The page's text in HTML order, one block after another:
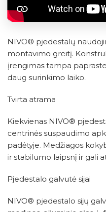
NIVO® pjedestalų
montavimo greitį.
įrengimas tampa
daug surinkimo laiko.
Tvirta atrama
Kiekvienas NIVO®
centrinės suspaudimo
padėtyje. Medžiagos
ir stabilumo laipsnį ir gali
Pjedestalo galvutė sijai
NIVO® pjedestalo sijų